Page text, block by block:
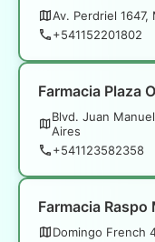
Av. Perdriel
+541152201802
Farmacia Plaza
Blvd. Juan
Aires
+541123582358
Farmacia Raspo
Domingo French